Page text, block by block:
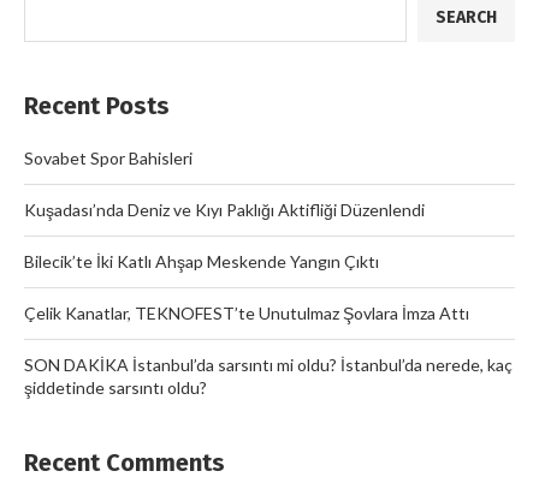
SEARCH
Recent Posts
Sovabet Spor Bahisleri
Kuşadası’nda Deniz ve Kıyı Paklığı Aktifliği Düzenlendi
Bilecik’te İki Katlı Ahşap Meskende Yangın Çıktı
Çelik Kanatlar, TEKNOFEST’te Unutulmaz Şovlara İmza Attı
SON DAKİKA İstanbul’da sarsıntı mi oldu? İstanbul’da nerede, kaç
şiddetinde sarsıntı oldu?
Recent Comments